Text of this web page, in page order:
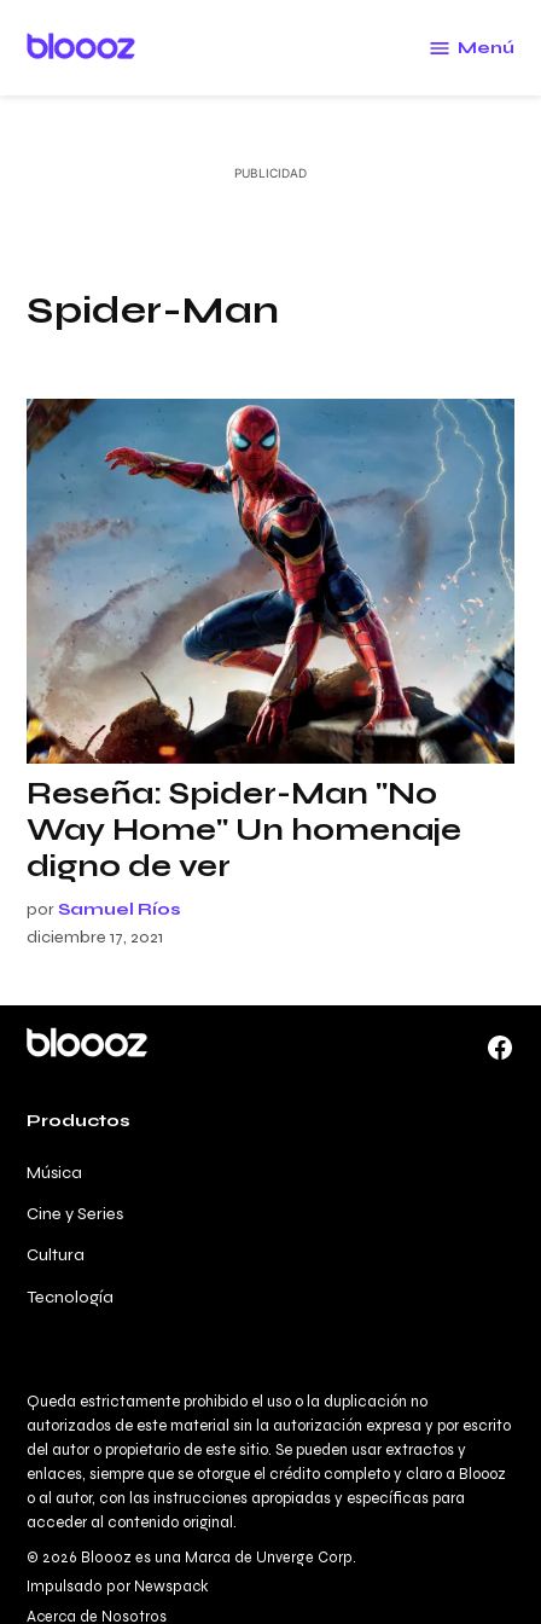
Menú
Spider-Man
Reseña: Spider-Man "No
Way Home" Un homenaje
digno de ver
por Samuel Ríos
diciembre 17, 2021
Productos
Música
Cine y Series
Cultura
Tecnología
Queda estrictamente prohibido el uso o la duplicación no
autorizados de este material sin la autorización expresa y por escrito
del autor o propietario de este sitio. Se pueden usar extractos y
enlaces, siempre que se otorgue el crédito completo y claro aBloooz
o al autor, con las instrucciones apropiadas y específicas para
acceder al contenido original.
© 2026 Bloooz es una Marca de Unverge Corp.
Impulsado por Newspack
Acerca de Nosotros